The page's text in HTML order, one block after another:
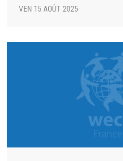
VEN 15 AOÛT 2025